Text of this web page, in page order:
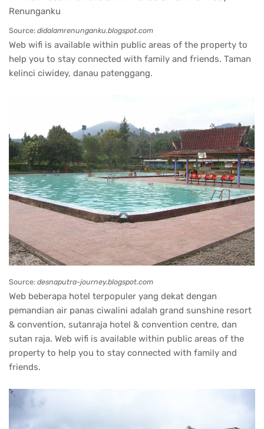
Source: didalamrenunganku.blogspot.com
Web wifi is available within public areas of the property to
help you to stay connected with family and friends. Taman
kelinci ciwidey, danau patenggang.
Source: desnaputra-journey.blogspot.com
Web beberapa hotel terpopuler yang dekat dengan
pemandian air panas ciwalini adalah grand sunshine resort
& convention, sutanraja hotel & convention centre, dan
sutan raja. Web wifi is available within public areas of the
property to help you to stay connected with family and
friends.